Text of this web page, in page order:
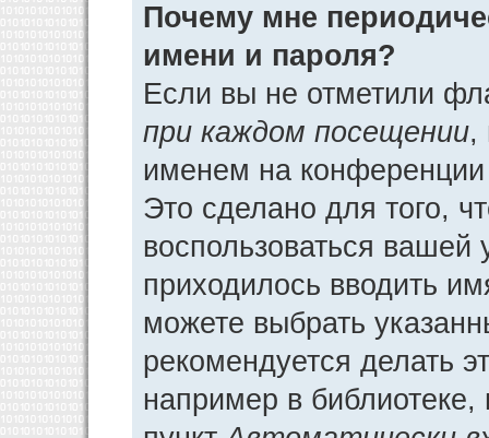
Почему мне
имени и пароля?
Если вы не отметили
при каждом посещении,
именем на конференции
Это сделано для того,
воспользоваться
приходилось вводить
можете выбрать
рекомендуется делать
например в библиотеке,